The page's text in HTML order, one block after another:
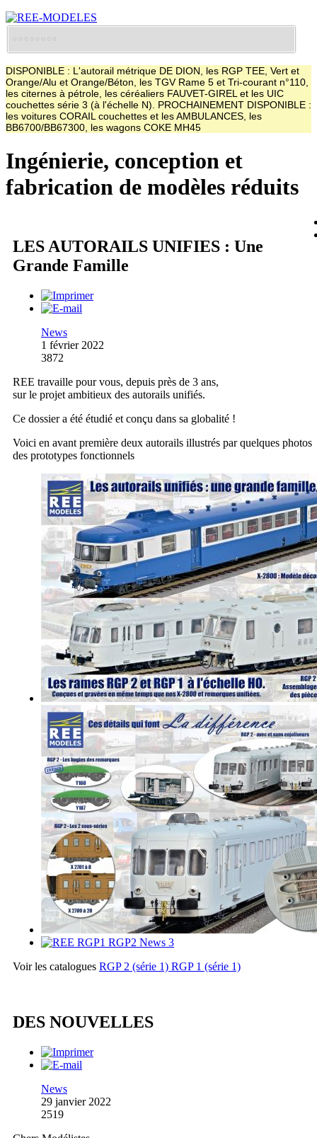
DISPONIBLE : L'autorail métrique DE DION, les RGP TEE, Vert et
Orange/Alu et Orange/Béton, les TGV Rame 5 et Tri-courant n°110,
les citernes à pétrole, les céréaliers FAUVET-GIREL et les UIC
couchettes série 3 (à l'échelle N). PROCHAINEMENT DISPONIBLE :
les voitures CORAIL couchettes et les AMBULANCES, les
BB6700/BB67300, les wagons COKE MH45
Ingénierie, conception et
fabrication de modèles réduits
LES AUTORAILS UNIFIES : Une
Grande Famille
News
1 février 2022
3872
REE travaille pour vous, depuis près de 3 ans,
sur le projet ambitieux des autorails unifiés.
Ce dossier a été étudié et conçu dans sa globalité !
Voici en avant première deux autorails illustrés par quelques photos
des prototypes fonctionnels
Voir les catalogues RGP 2 (série 1) RGP 1 (série 1)
DES NOUVELLES
News
29 janvier 2022
2519